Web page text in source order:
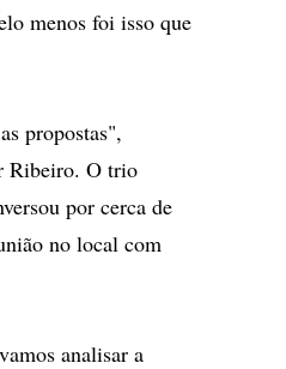
menos foi isso que
propostas",
Ribeiro. O trio
por cerca de
no local com
analisar a